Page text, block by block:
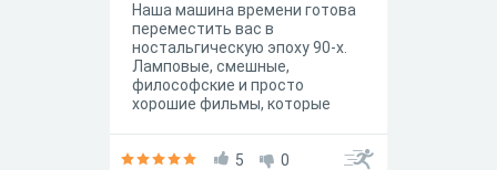
Наша машина времени готова
переместить вас в
ностальгическую эпоху 90-х.
Ламповые, смешные,
философские и просто
хорошие фильмы, которые
5
0